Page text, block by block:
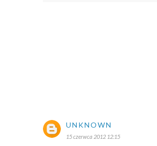
UNKNOWN
15 czerwca 2012 12:15